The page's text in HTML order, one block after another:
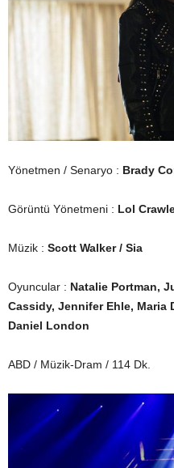
Yönetmen / Senaryo : Brady
Görüntü Yönetmeni : Lol
Müzik : Scott Walker / Sia
Oyuncular : Natalie Portman,
Cassidy, Jennifer Ehle, Maria
Daniel London
ABD / Müzik-Dram / 114 Dk.